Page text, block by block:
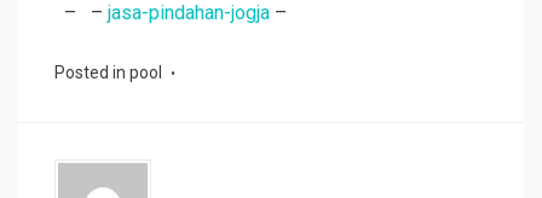
– – jasa-pindahan-jogja –
Posted in pool